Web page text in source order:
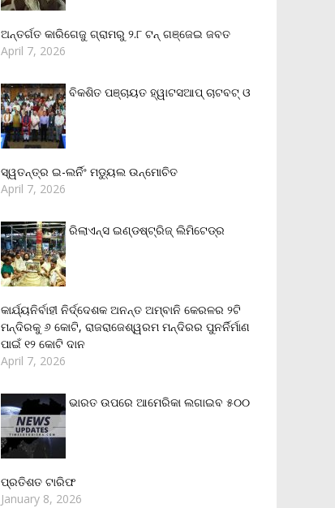
ଅନ୍ତର୍ଗତ କାରିଗେଜୁ ଗ୍ରାମରୁ ୨.୮ ଟନ୍ ଗଞ୍ଜେଇ ଜବତ
April 7, 2026
ବିକଶିତ ପଞ୍ଚାୟତ ହ୍ୱାଟସଆପ୍ ଚାଟବଟ୍ ଓ
ସ୍ୱତନ୍ତ୍ର ଇ-ଲର୍ନିଂ ମଡ୍ୟୁଲ ଉନ୍ମୋଚିତ
April 7, 2026
ରିଲାଏନ୍‌ସ ଇଣ୍ଡଷ୍ଟ୍ରିଜ୍ ଲିମିଟେଡ୍‌ର
କାର୍ଯ୍ୟନିର୍ବାହୀ ନିର୍ଦ୍ଦେଶକ ଅନନ୍ତ ଅମ୍ବାନି କେରଳର ୨ଟି
ମନ୍ଦିରକୁ ୬ କୋଟି, ରାଜରାଜେଶ୍ୱରମ ମନ୍ଦିରର ପୁନର୍ନିର୍ମାଣ
ପାଇଁ ୧୨ କୋଟି ଦାନ
April 7, 2026
ଭାରତ ଉପରେ ଆମେରିକା ଲଗାଇବ ୫୦୦
ପ୍ରତିଶତ ଟାରିଫ
January 8, 2026